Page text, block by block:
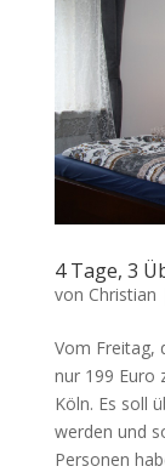
4 Tage, 3
von Christian
Vom Freitag,
nur 199 Euro
Köln. Es soll
werden und
Personen